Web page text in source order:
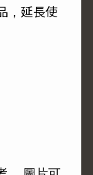
，延長使